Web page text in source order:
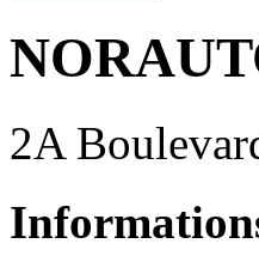
2A